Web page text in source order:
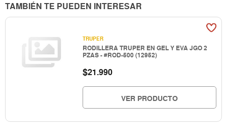
TAMBIÉN TE PUEDEN INTERESAR
TRUPER
RODILLERA TRUPER EN GEL Y EVA JGO 2
PZAS - #ROD-500 (12952)
$21.990
VER PRODUCTO